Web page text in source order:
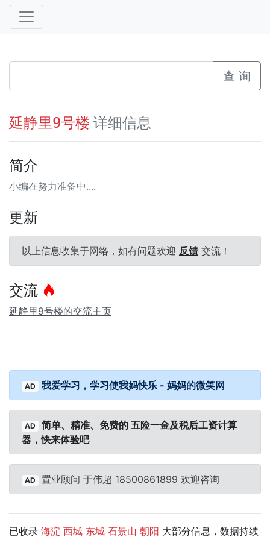
查 询
延静里9号楼 详细信息
简介
小编在努力准备中....
更新
以上信息收集于网络，如有问题欢迎 反馈 交流！
交流
延静里9号楼的交流主页
AD 我爱学习，学习使我妈快乐 - 妈妈的微笑网
AD
简单、精准、免费的 五险一金及税后工资计算
器，快来体验吧
AD 置业顾问 于伟超 18500861899 欢迎咨询
已收录 海淀 西城 东城 石景山 朝阳 大部分信息，数据持续